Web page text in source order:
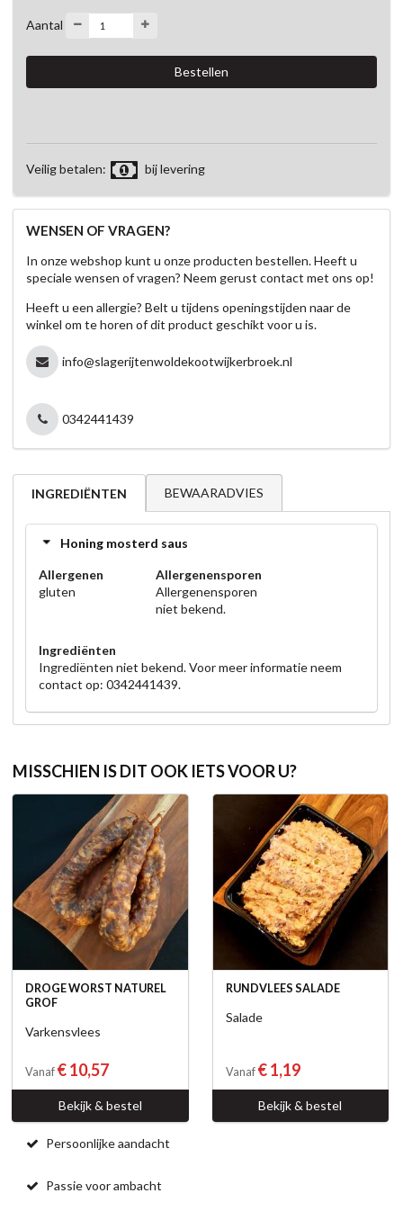
Aantal
Veilig betalen: bij levering
WENSEN OF VRAGEN?
In onze webshop kunt u onze producten bestellen. Heeft u
speciale wensen of vragen? Neem gerust contact met ons op!
Heeft u een allergie? Belt u tijdens openingstijden naar de
winkel om te horen of dit product geschikt voor u is.
info@slagerijtenwoldekootwijkerbroek.nl
0342441439
INGREDIËNTEN BEWAARADVIES
Honing mosterd saus
Allergenen
gluten
Allergenensporen
Allergenensporen
niet bekend.
Ingrediënten
Ingrediënten niet bekend. Voor meer informatie neem
contact op: 0342441439.
MISSCHIEN IS DIT OOK IETS VOOR U?
DROGE WORST NATUREL
GROF
Varkensvlees
Vanaf € 10,57
Bekijk & bestel
RUNDVLEES SALADE
Salade
Vanaf € 1,19
Bekijk & bestel
Persoonlijke aandacht
Passie voor ambacht